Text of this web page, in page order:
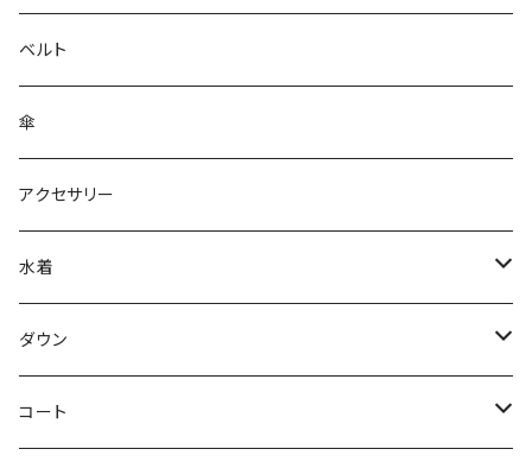
ベルト
傘
アクセサリー
水着
～44/S
46/M
ダウン
～44/S
コート